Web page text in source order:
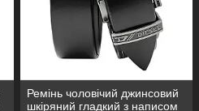
Ремінь чоловічий джинсовий
шкіряний гладкий з написом